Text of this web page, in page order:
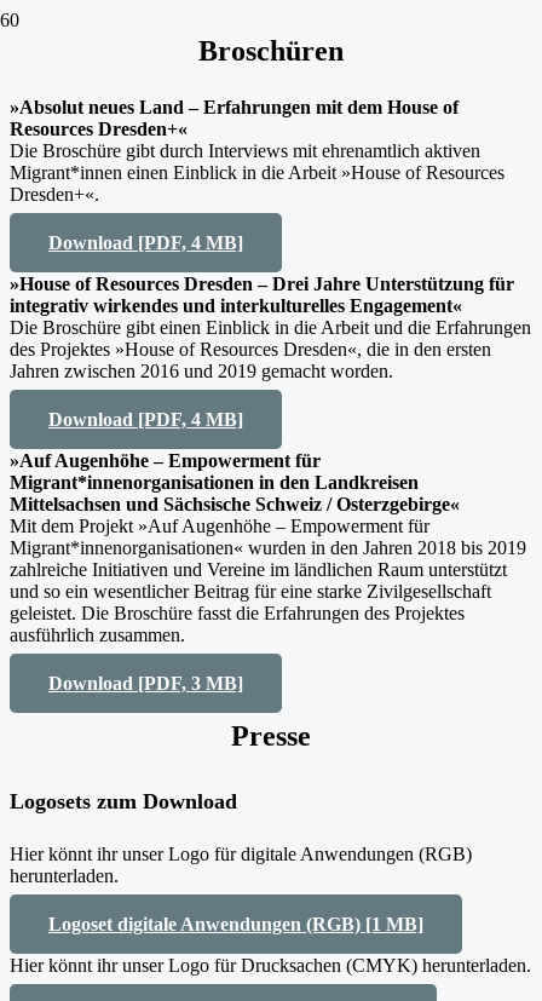
Broschüren
»Absolut neues Land – Erfahrungen mit dem House of
Resources Dresden+«
Die Broschüre gibt durch Interviews mit ehrenamtlich aktiven
Migrant*innen einen Einblick in die Arbeit »House of Resources
Dresden+«.
Download [PDF, 4 MB]
»House of Resources Dresden – Drei Jahre Unterstützung für
integrativ wirkendes und interkulturelles Engagement«
Die Broschüre gibt einen Einblick in die Arbeit und die Erfahrungen
des Projektes »House of Resources Dresden«, die in den ersten
Jahren zwischen 2016 und 2019 gemacht worden.
Download [PDF, 4 MB]
»Auf Augenhöhe – Empowerment für
Migrant*innenorganisationen in den Landkreisen
Mittelsachsen und Sächsische Schweiz / Osterzgebirge«
Mit dem Projekt »Auf Augenhöhe – Empowerment für
Migrant*innenorganisationen« wurden in den Jahren 2018 bis 2019
zahlreiche Initiativen und Vereine im ländlichen Raum unterstützt
und so ein wesentlicher Beitrag für eine starke Zivilgesellschaft
geleistet. Die Broschüre fasst die Erfahrungen des Projektes
ausführlich zusammen.
Download [PDF, 3 MB]
Presse
Logosets zum Download
Hier könnt ihr unser Logo für digitale Anwendungen (RGB)
herunterladen.
Logoset digitale Anwendungen (RGB) [1 MB]
Hier könnt ihr unser Logo für Drucksachen (CMYK) herunterladen.